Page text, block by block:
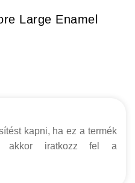
Large Enamel
kapni, ha ez a termék
akkor iratkozz fel a